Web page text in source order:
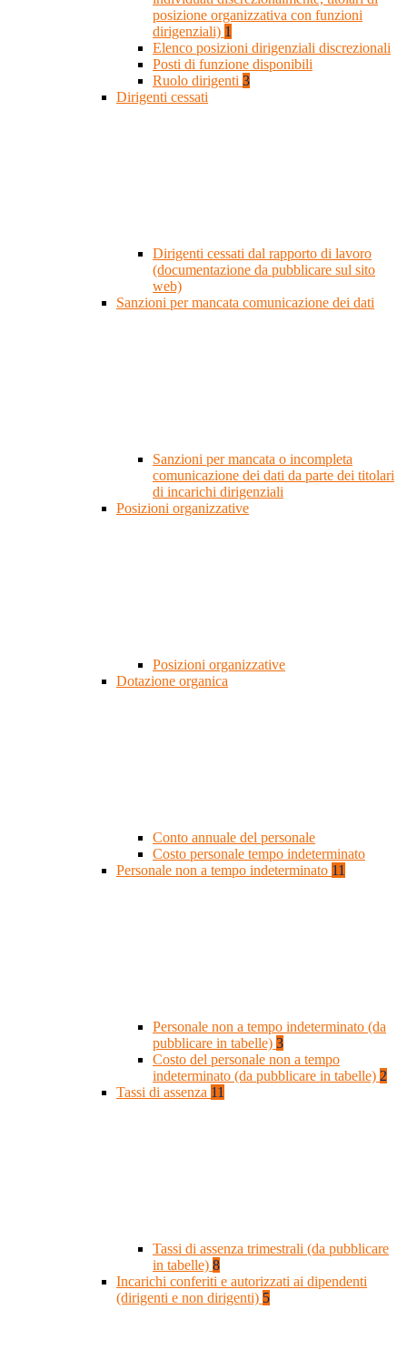
posizione organizzativa con funzioni
dirigenziali) 1
Elenco posizioni dirigenziali discrezionali
Posti di funzione disponibili
Ruolo dirigenti 3
Dirigenti cessati
Dirigenti cessati dal rapporto di lavoro
(documentazione da pubblicare sul sito
web)
Sanzioni per mancata comunicazione dei dati
Sanzioni per mancata o incompleta
comunicazione dei dati da parte dei titolari
di incarichi dirigenziali
Posizioni organizzative
Posizioni organizzative
Dotazione organica
Conto annuale del personale
Costo personale tempo indeterminato
Personale non a tempo indeterminato 11
Personale non a tempo indeterminato (da
pubblicare in tabelle) 3
Costo del personale non a tempo
indeterminato (da pubblicare in tabelle) 2
Tassi di assenza 11
Tassi di assenza trimestrali (da pubblicare
in tabelle) 8
Incarichi conferiti e autorizzati ai dipendenti
(dirigenti e non dirigenti) 5